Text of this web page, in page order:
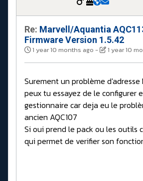
Re: Marvell/Aquantia
Firmware Version 1.5.42
1 year 10 months ago - 1 year 10
Surement un problème d'adresse
peux tu essayez de le configurer
gestionnaire car deja eu le
ancien AQC107
Si oui prend le pack ou les outils
qui permet de verifier son